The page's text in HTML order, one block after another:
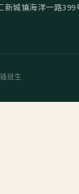
新城镇海洋一路399
班生